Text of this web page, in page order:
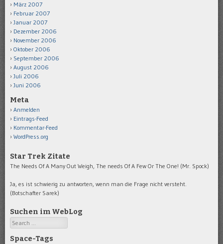
März 2007
Februar 2007
Januar 2007
Dezember 2006
November 2006
Oktober 2006
September 2006
August 2006
Juli 2006
Juni 2006
Meta
Anmelden
Eintrags-Feed
Kommentar-Feed
WordPress.org
Star Trek Zitate
The Needs Of A Many Out Weigh, The needs Of A Few Or The One! (Mr. Spock)
Ja, es ist schwierig zu antworten, wenn man die Frage nicht versteht.
(Botschafter Sarek)
Suchen im WebLog
Search
Space-Tags